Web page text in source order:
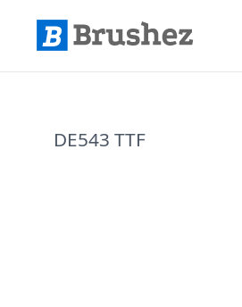
DE543 TTF